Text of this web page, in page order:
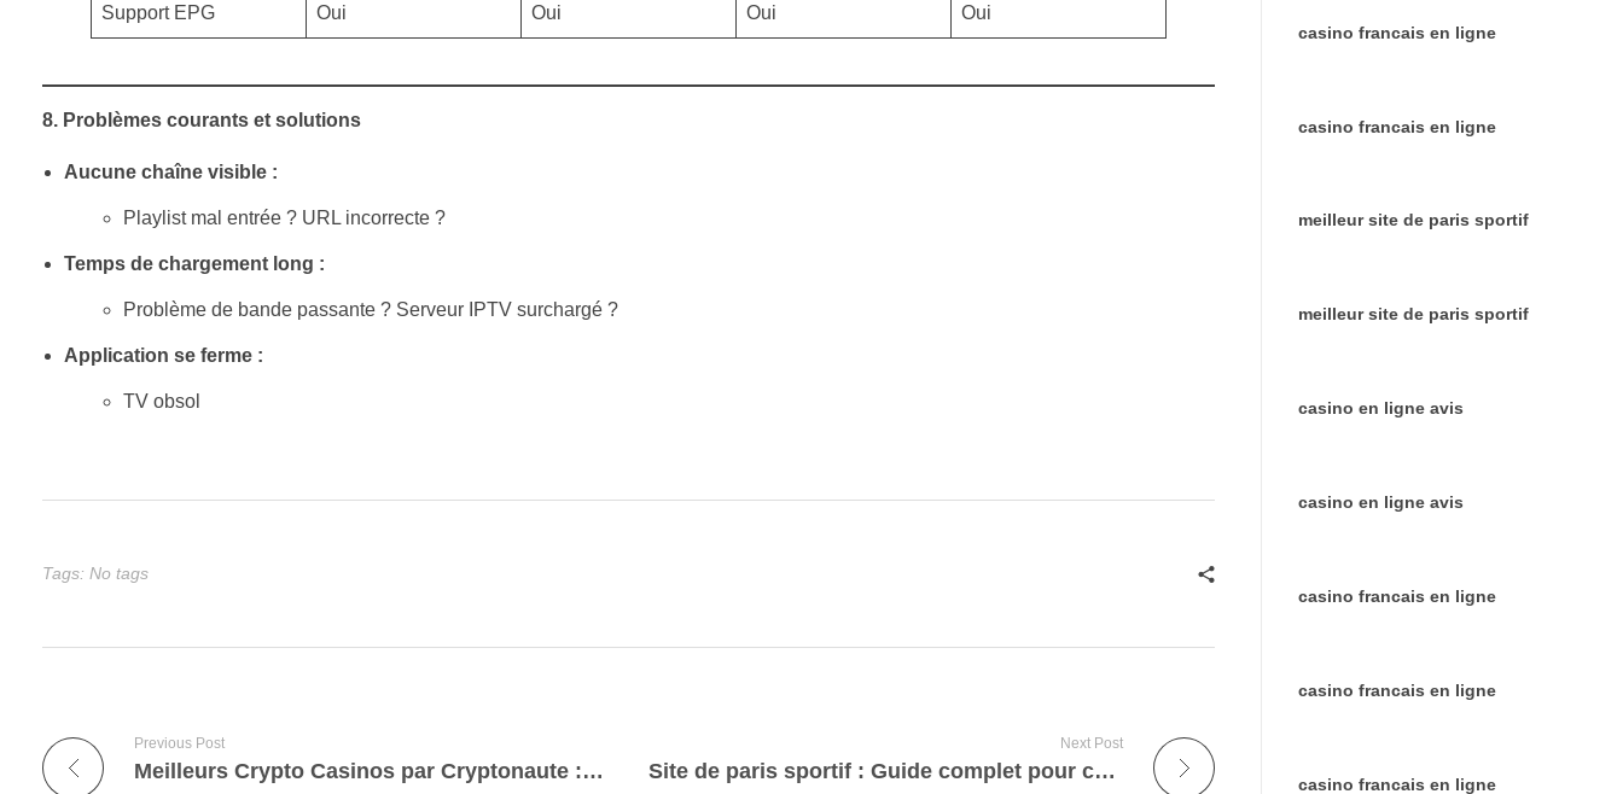
Support EPG Oui Oui Oui Oui
8. Problèmes courants et solutions
Aucune chaîne visible :
Playlist mal entrée ? URL incorrecte ?
Temps de chargement long :
Problème de bande passante ? Serveur IPTV surchargé ?
Application se ferme :
TV obsol
Tags: No tags
Previous Post
Meilleurs Crypto Casinos par Cryptonaute : Guide Complet pour 2025
Next Post
Site de paris sportif : Guide complet pour comprendre, comparer et bien choisir en 2025
casino francais en ligne
casino francais en ligne
meilleur site de paris sportif
meilleur site de paris sportif
casino en ligne avis
casino en ligne avis
casino francais en ligne
casino francais en ligne
casino francais en ligne